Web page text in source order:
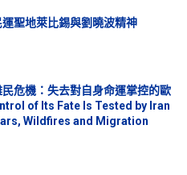
運聖地萊比錫與劉曉波精神
危機：失去對自身命運掌控的歐
of Its Fate Is Tested by Iran
Wildfires and Migration